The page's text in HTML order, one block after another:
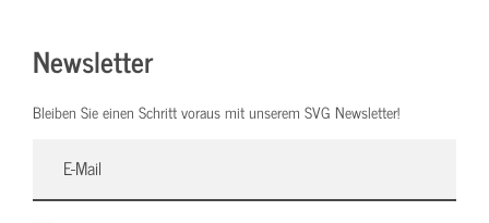
Newsletter
Bleiben Sie einen Schritt voraus mit unserem SVG Newsletter!